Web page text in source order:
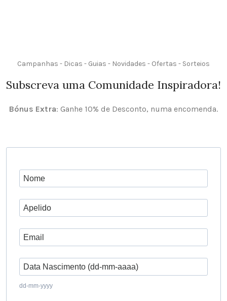
Campanhas - Dicas - Guias - Novidades - Ofertas - Sorteios
Subscreva uma Comunidade Inspiradora!
Bónus Extra: Ganhe 10% de Desconto, numa encomenda.
dd-mm-yyyy